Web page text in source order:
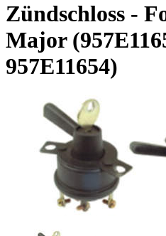
Zündschloss -
Major
957E11654)